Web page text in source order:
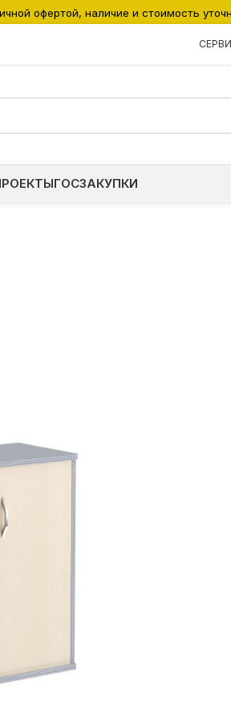
ГОСЗАКУПКИ
офертой, наличие и стоимость